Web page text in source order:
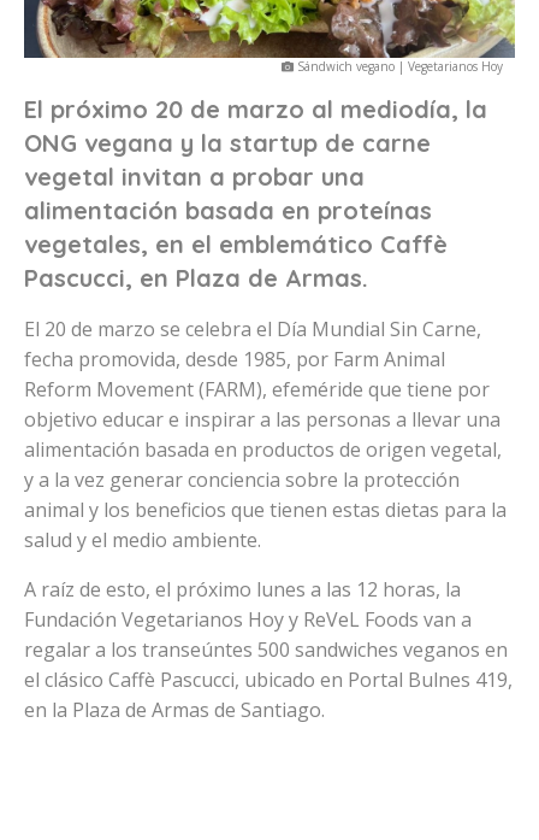
Sándwich vegano | Vegetarianos Hoy
El próximo 20 de marzo al mediodía, la
ONG vegana y la startup de carne
vegetal invitan a probar una
alimentación basada en proteínas
vegetales, en el emblemático Caffè
Pascucci, en Plaza de Armas.
El 20 de marzo se celebra el Día Mundial Sin Carne,
fecha promovida, desde 1985, por Farm Animal
Reform Movement (FARM), efeméride que tiene por
objetivo educar e inspirar a las personas a llevar una
alimentación basada en productos de origen vegetal,
y a la vez generar conciencia sobre la protección
animal y los beneficios que tienen estas dietas para la
salud y el medio ambiente.
A raíz de esto, el próximo lunes a las 12 horas, la
Fundación Vegetarianos Hoy y ReVeL Foods van a
regalar a los transeúntes 500 sandwiches veganos en
el clásico Caffè Pascucci, ubicado en Portal Bulnes 419,
en la Plaza de Armas de Santiago.